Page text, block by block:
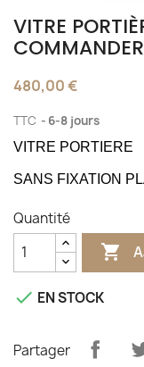
VITRE
480,00 €
TTC 6-8 jours
VITRE PORTIERE
SANS FIXATION
Quantité

 EN STOCK
Partager